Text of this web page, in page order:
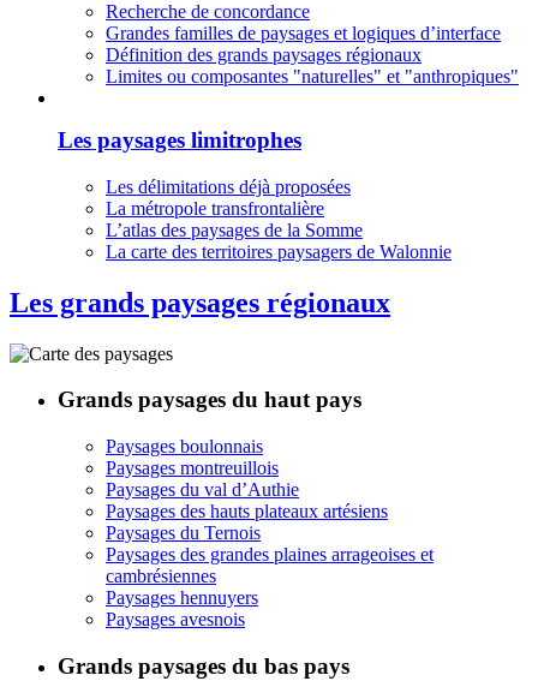
Recherche de concordance
Grandes familles de paysages et logiques d’interface
Définition des grands paysages régionaux
Limites ou composantes "naturelles" et "anthropiques"
Les paysages limitrophes
Les délimitations déjà proposées
La métropole transfrontalière
L’atlas des paysages de la Somme
La carte des territoires paysagers de Walonnie
Les grands paysages régionaux
Grands paysages du haut pays
Paysages boulonnais
Paysages montreuillois
Paysages du val d’Authie
Paysages des hauts plateaux artésiens
Paysages du Ternois
Paysages des grandes plaines arrageoises et
cambrésiennes
Paysages hennuyers
Paysages avesnois
Grands paysages du bas pays